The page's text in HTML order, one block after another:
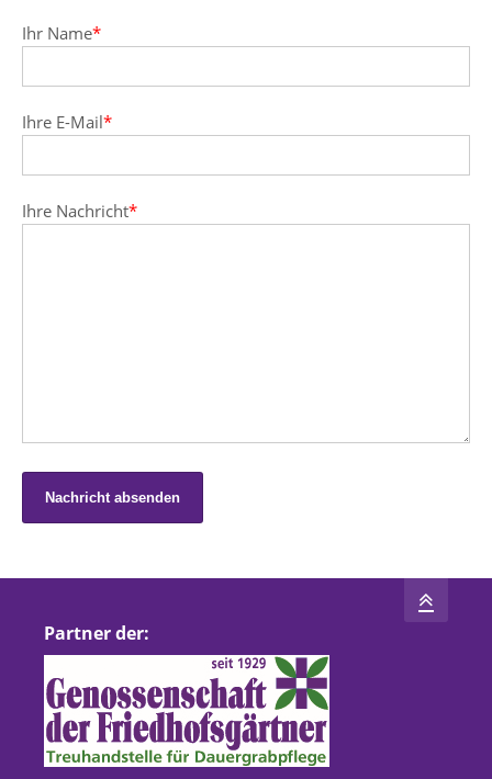
Ihr Name*
Ihre E-Mail*
Ihre Nachricht*
Partner der: